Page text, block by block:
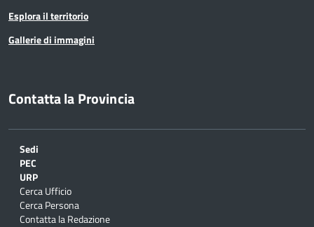
Esplora il territorio
Gallerie di immagini
Contatta la Provincia
Sedi
PEC
URP
Cerca Ufficio
Cerca Persona
Contatta la Redazione